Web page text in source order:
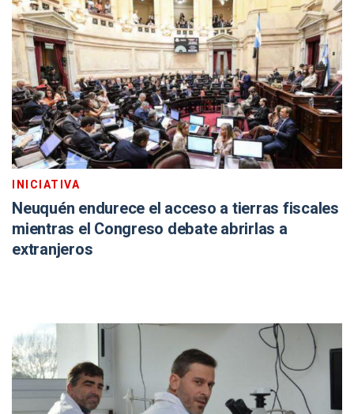
INICIATIVA
Neuquén endurece el acceso a tierras fiscales
mientras el Congreso debate abrirlas a
extranjeros